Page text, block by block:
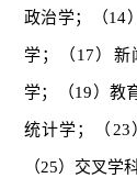
政治学；（14
学；（17）新
学；（19）教
统计学；（23
（25）交叉学